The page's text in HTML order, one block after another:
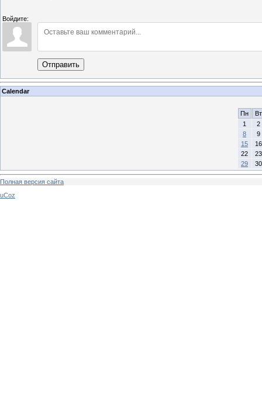
Войдите:
Отправить
Calendar
Пн
Вт
1
2
8
9
15
16
22
23
29
30
Полная версия сайта
uCoz